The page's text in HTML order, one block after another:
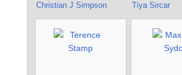
Christian J Simpson Tiya Sircar